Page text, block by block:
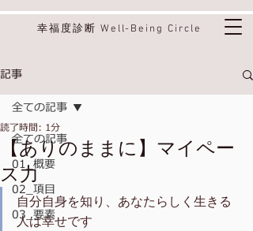
幸福度診断 Well-Being Circle
記事
全ての記事
01_概要
02_項目
03_要素
全ての記事
【ありのままに】マイペー
ス力
読了時間: 1分
自分自身を知り、あなたらしく生きる
人は幸せです